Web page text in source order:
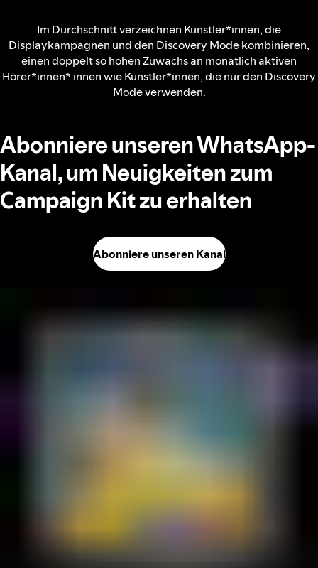
Im Durchschnitt verzeichnen Künstler*innen, die
Displaykampagnen und den Discovery Mode kombinieren,
einen doppelt so hohen Zuwachs an monatlich aktiven
Hörer*innen* innen wie Künstler*innen, die nur den Discovery
Mode verwenden.
Abonniere unseren WhatsApp-
Kanal, um Neuigkeiten zum
Campaign Kit zu erhalten
Abonniere unseren Kanal